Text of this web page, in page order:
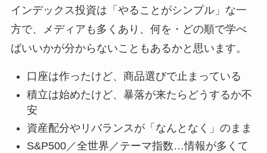
インデックス投資は「やることがシンプル」な一
方で、メディアも多くあり、何を・どの順で学べ
ばいいかが分からないこともあるかと思います。
口座は作ったけど、商品選びで止まっている
積立は始めたけど、暴落が来たらどうするか不
安
資産配分やリバランスが「なんとなく」のまま
S&P500／全世界／テーマ指数…情報が多くて